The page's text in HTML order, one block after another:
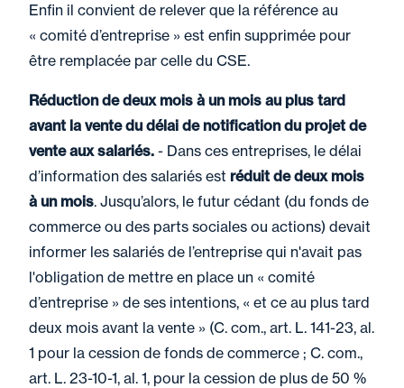
Enfin il convient de relever que la référence au
« comité d’entreprise » est enfin supprimée pour
être remplacée par celle du CSE.
Réduction de deux mois à un mois au plus tard
avant la vente du délai de notification du projet de
vente aux salariés. - Dans ces entreprises, le délai
d’information des salariés est réduit de deux mois
à un mois. Jusqu’alors, le futur cédant (du fonds de
commerce ou des parts sociales ou actions) devait
informer les salariés de l’entreprise qui n'avait pas
l'obligation de mettre en place un « comité
d’entreprise » de ses intentions, « et ce au plus tard
deux mois avant la vente » (C. com., art. L. 141-23, al.
1 pour la cession de fonds de commerce ; C. com.,
art. L. 23-10-1, al. 1, pour la cession de plus de 50 %